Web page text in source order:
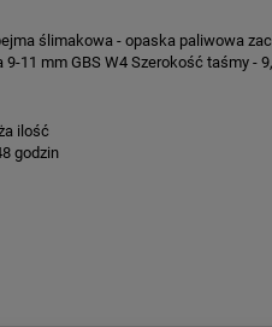
ślimakowa - opaska paliwowa
9-11 mm GBS W4 Szerokość taśmy -
ilość
godzin